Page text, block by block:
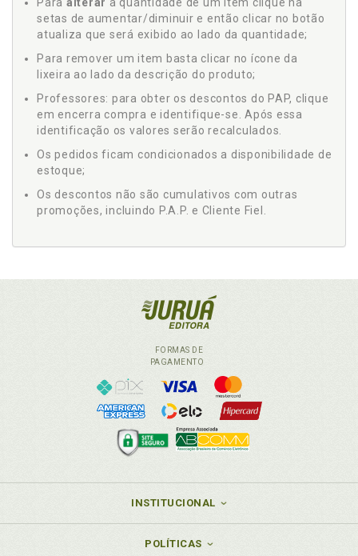
setas de aumentar/diminuir e então clicar no botão
atualiza que será exibido ao lado da quantidade;
Para remover um item basta clicar no ícone da
lixeira ao lado da descrição do produto;
Professores: para obter os descontos do PAP, clique
em encerra compra e identifique-se. Após essa
identificação os valores serão recalculados.
Os pedidos ficam condicionados a disponibilidade de
estoque;
Os descontos não são cumulativos com outras
promoções, incluindo P.A.P. e Cliente Fiel.
FORMAS DE
PAGAMENTO
INSTITUCIONAL
POLÍTICAS